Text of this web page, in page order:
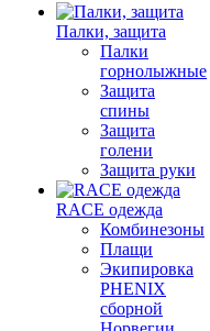
Палки, защита
Палки
горнолыжные
Защита
спины
Защита
голени
Защита руки
RACE одежда
Комбинезоны
Плащи
Экипировка
PHENIX
сборной